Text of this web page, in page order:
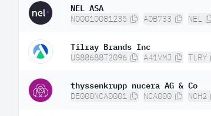
NEL ASA
NO0010081235 A0B733 NEL
Tilray Brands Inc
US88688T2096 A41VMJ TLRY
thyssenkrupp nucera AG & Co
DE000NCA0001 NCA000 NCH2